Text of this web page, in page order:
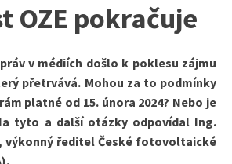
OZE pokračuje
v médiích došlo k poklesu zájmu
přetrvává. Mohou za to podmínky
platné od 15. února 2024? Nebo je
tyto a další otázky odpovídal Ing.
výkonný ředitel České fotovoltaické